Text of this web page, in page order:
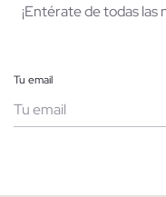
¡Entérate de todas
Tu email